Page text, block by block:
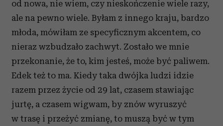
otrzymanymi od Ciebie lub uzyskanymi podczas
korzystania z ich usług.
od nowa, nie wiem, czy nieskończenie wiele razy,
ale na pewno wiele. Byłam z innego kraju, bardzo
młoda, mówiłam ze specyficznym akcentem, co
nieraz wzbudzało zachwyt. Zostało we mnie
przekonanie, że to, kim jesteś, może być paliwem.
Edek też to ma. Kiedy taka dwójka ludzi idzie
razem przez życie od 29 lat, czasem stawiając
jurtę, a czasem wigwam, by znów wyruszyć
w trasę i przeżyć zmianę, to muszą być w tym